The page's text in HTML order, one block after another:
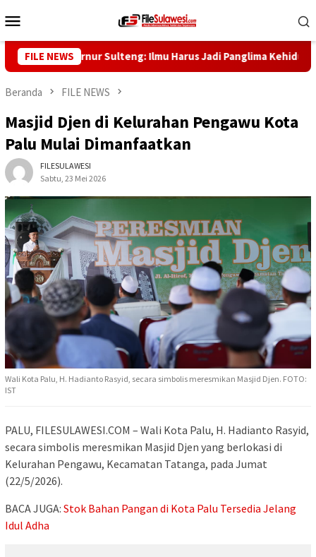
ke
Mobile
FILE NEWS
Gubernur Sulteng: Ilmu Harus Jadi Panglima Kehidupan
Beranda FILE NEWS
Masjid Djen di Kelurahan Pengawu Kota
Palu Mulai Dimanfaatkan
FILESULAWESI
Sabtu, 23 Mei 2026
Wali Kota Palu, H. Hadianto Rasyid, secara simbolis meresmikan Masjid Djen. FOTO:
IST
PALU, FILESULAWESI.COM – Wali Kota Palu, H. Hadianto Rasyid,
secara simbolis meresmikan Masjid Djen yang berlokasi di
Kelurahan Pengawu, Kecamatan Tatanga, pada Jumat
(22/5/2026).
BACA JUGA: Stok Bahan Pangan di Kota Palu Tersedia Jelang
Idul Adha